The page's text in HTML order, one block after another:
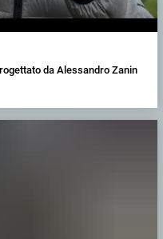
da Alessandro Zanin